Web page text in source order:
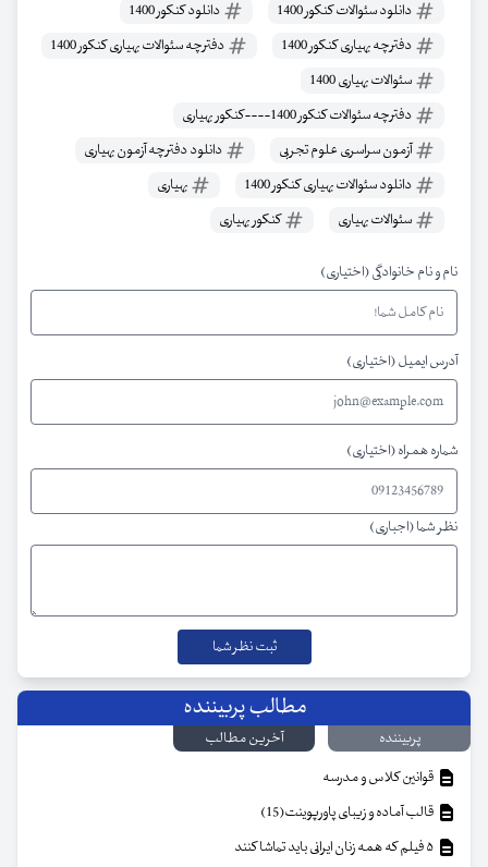
دانلود سئوالات کنکور 1400
دانلود کنکور 1400
دفترچه بهیاری کنکور 1400
دفترچه سئوالات بهیاری کنکور 1400
سئوالات بهیاری 1400
دفترچه سئوالات کنکور 1400----کنکور بهیاری
آزمون سراسری علوم تجربی
دانلود دفترچه آزمون بهیاری
دانلود سئوالات بهیاری کنکور 1400
بهیاری
سئوالات بهیاری
کنکور بهیاری
نام و نام خانوادگی (اختیاری)
آدرس ایمیل (اختیاری)
شماره همراه (اختیاری)
نظر شما (اجباری)
مطالب پربیننده
پربیننده
آخرین مطالب
قوانین کلاس و مدرسه
قالب آماده و زیبای پاورپوینت(15)